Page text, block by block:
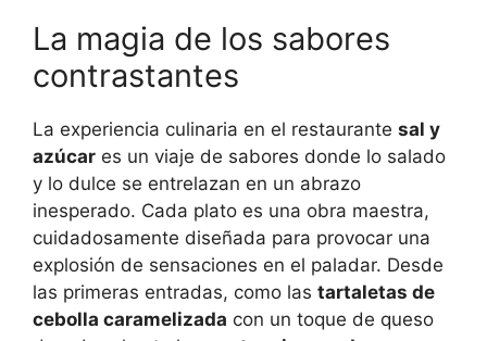
La magia de los sabores
contrastantes
La experiencia culinaria en el restaurante sal y
azúcar es un viaje de sabores donde lo salado
y lo dulce se entrelazan en un abrazo
inesperado. Cada plato es una obra maestra,
cuidadosamente diseñada para provocar una
explosión de sensaciones en el paladar. Desde
las primeras entradas, como las tartaletas de
cebolla caramelizada con un toque de queso